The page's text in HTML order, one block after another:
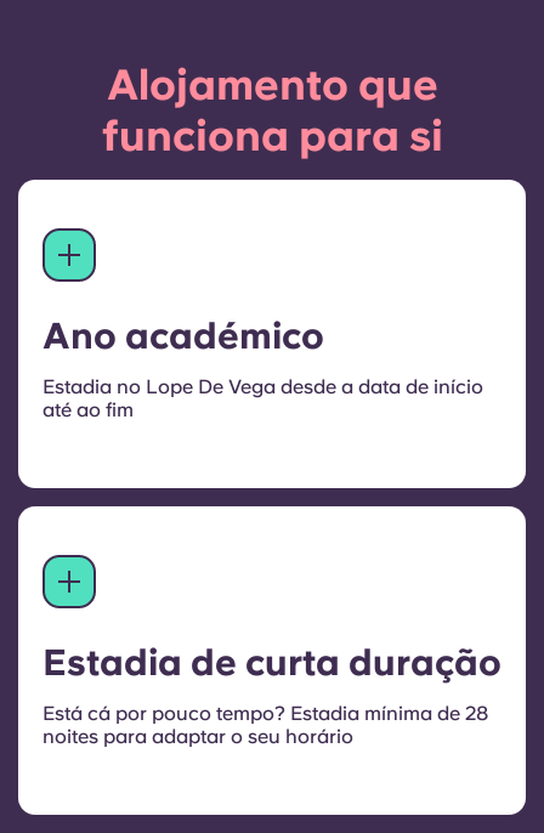
Alojamento que
funciona para si
Ano académico
Estadia no Lope De Vega desde a data de início
até ao fim
Estadia de curta duração
Está cá por pouco tempo? Estadia mínima de 28
noites para adaptar o seu horário